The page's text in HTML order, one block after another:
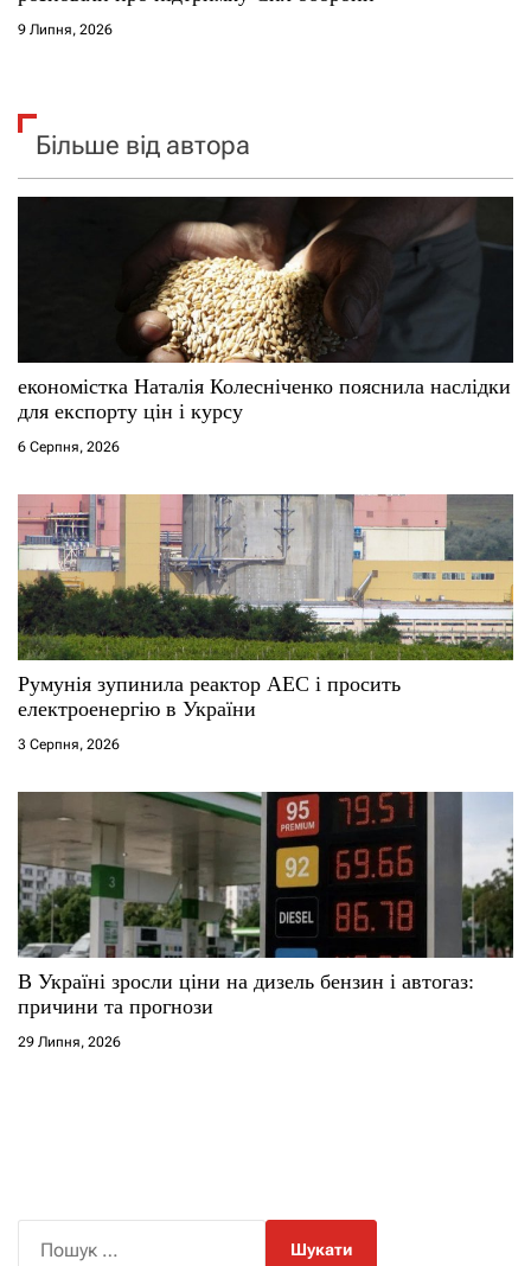
9 Липня, 2026
Більше від автора
економістка Наталія Колесніченко пояснила наслідки
для експорту цін і курсу
6 Серпня, 2026
Румунія зупинила реактор АЕС і просить
електроенергію в України
3 Серпня, 2026
В Україні зросли ціни на дизель бензин і автогаз:
причини та прогнози
29 Липня, 2026